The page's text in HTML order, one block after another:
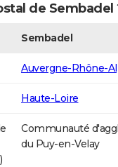
de Sembadel
Sembadel
Auvergne-Rhône-
Haute-Loire
Communauté
du Puy-en-Velay